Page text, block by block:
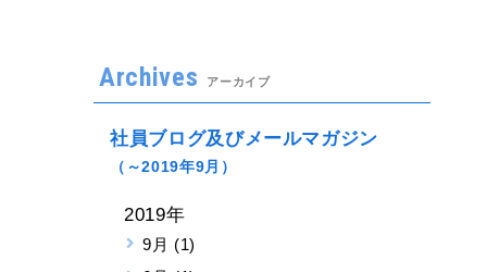
Archives アーカイブ
社員ブログ及びメールマガジン
（～2019年9月）
2019年
9月 (1)